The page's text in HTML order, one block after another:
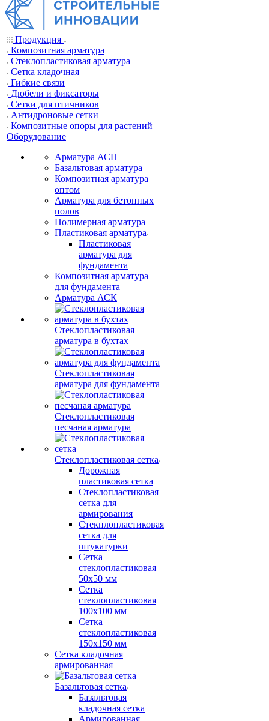
Продукция
Композитная арматура
Cтеклопластиковая арматура
Сетка кладочная
Гибкие связи
Дюбели и фиксаторы
Сетки для птичников
Антидроновые сетки
Композитные опоры для растений
Оборудование
Арматура АСП
Базальтовая арматура
Композитная арматура
оптом
Арматура для бетонных
полов
Полимерная арматура
Пластиковая арматура
Пластиковая
арматура для
фундамента
Композитная арматура
для фундамента
Арматура АСК
Стеклопластиковая
арматура в бухтах
Стеклопластиковая
арматура для фундамента
Стеклопластиковая
песчаная арматура
Стеклопластиковая сетка
Дорожная
пластиковая сетка
Стеклопластиковая
сетка для
армирования
Стекплопластиковая
сетка для
штукатурки
Сетка
стеклопластиковая
50x50 мм
Сетка
стеклопластиковая
100x100 мм
Сетка
стеклопластиковая
150x150 мм
Сетка кладочная
армированная
Базальтовая сетка
Базальтовая
кладочная сетка
Армированная